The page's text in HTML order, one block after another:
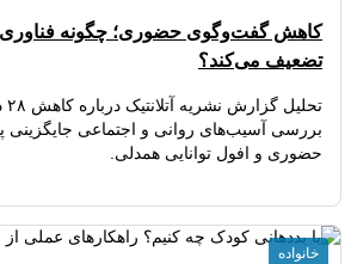
کاهش گفت‌وگوی حضوری؛ چگونه فناوری
تضعیف می‌کند؟
بررسی آسیب‌های روانی و اجتماعی جایگزینی
حضوری و افول توانایی همدلی.
خانواده